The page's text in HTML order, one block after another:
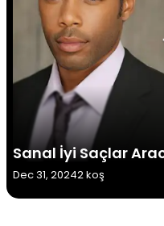
Sanal İyi Saçlar
Dec 31, 20242 koş